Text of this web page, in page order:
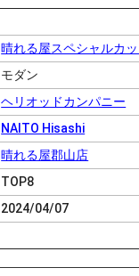
晴れる屋スペシャルカ
モダン
ヘリオッドカンパニー
NAITO Hisashi
晴れる屋郡山店
TOP8
2024/04/07